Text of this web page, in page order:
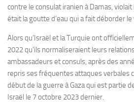
contre le consulat iranien à Damas,
était la goutte d’eau qui a fait déborder le
Alors qu’Israël et la Turquie ont
2022 qu’ils normaliseraient leurs
ambassadeurs et consuls, après des
repris ses fréquentes attaques verbales
début de la guerre à Gaza qui est partie
Israël le 7 octobre 2023 dernier.